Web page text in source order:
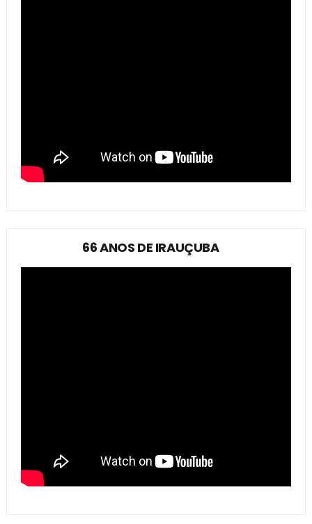
66 ANOS DE IRAUÇUBA